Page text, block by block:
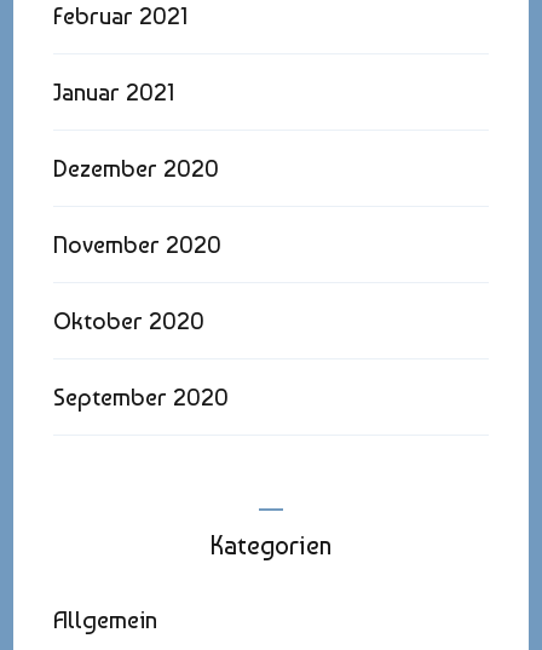
Februar 2021
Januar 2021
Dezember 2020
November 2020
Oktober 2020
September 2020
Kategorien
Allgemein